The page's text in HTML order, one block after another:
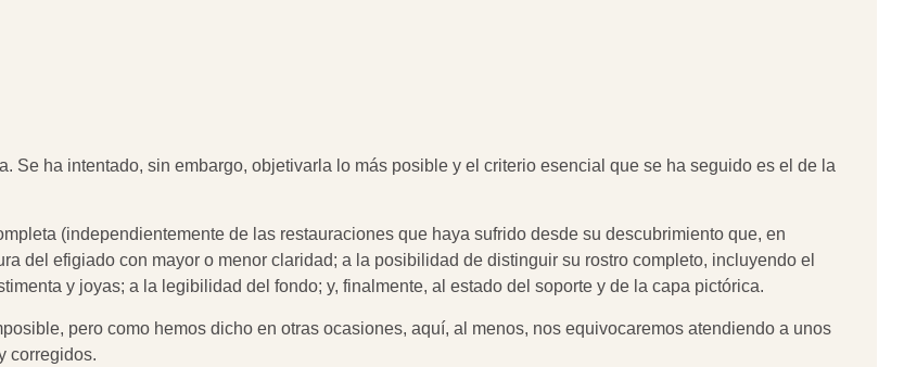
Se ha intentado, sin embargo, objetivarla lo más posible y el criterio esencial que se ha seguido es el de la
(independientemente de las restauraciones que haya sufrido desde su descubrimiento que, en
del efigiado con mayor o menor claridad; a la posibilidad de distinguir su rostro completo, incluyendo el
y joyas; a la legibilidad del fondo; y, finalmente, al estado del soporte y de la capa pictórica.
pero como hemos dicho en otras ocasiones, aquí, al menos, nos equivocaremos atendiendo a unos
corregidos.